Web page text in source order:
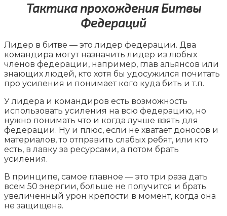
Тактика прохождения Битвы
Федераций
Лидер в битве — это лидер федерации. Два
командира могут назначить лидер из любых
членов федерации, например, глав альянсов или
знающих людей, кто хотя бы удосужился почитать
про усиления и понимает кого куда бить и т.п.
У лидера и командиров есть возможность
использовать усиления на всю федерацию, но
нужно понимать что и когда лучше взять для
федерации. Ну и плюс, если не хватает доносов и
материалов, то отправить слабых ребят, или кто
есть, в лавку за ресурсами, а потом брать
усиления.
В принципе, самое главное — это три раза дать
всем 50 энергии, больше не получится и брать
увеличенный урон крепости в момент, когда она
не защищена.